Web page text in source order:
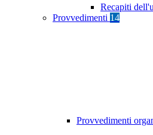
Recapiti
Provvedimenti 14
Provvedimenti